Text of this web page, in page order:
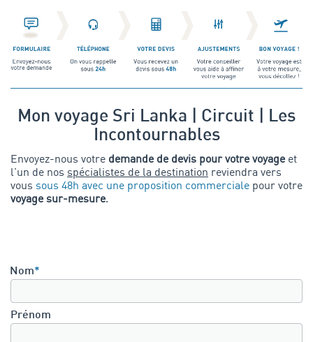
Mon voyage Sri Lanka | Circuit | Les
Incontournables
Envoyez-nous votre demande de devis pour votre voyageet
l'un de nos spécialistes de la destination reviendra vers
vous sous 48h avec une proposition commerciale pour votre
voyage sur-mesure.
Nom*
Prénom